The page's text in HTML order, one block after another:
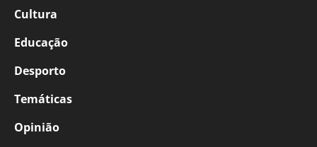
Cultura
Educação
Desporto
Temáticas
Opinião